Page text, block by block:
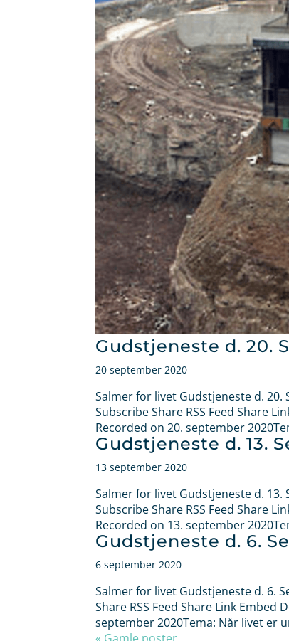
Gudstjeneste d. 20.
20 september 2020
Salmer for livet Gudstjeneste d. 20.
Subscribe Share RSS Feed Share
Recorded on 20. september
Gudstjeneste d. 13.
13 september 2020
Salmer for livet Gudstjeneste d. 13.
Subscribe Share RSS Feed Share
Recorded on 13. september
Gudstjeneste d. 6.
6 september 2020
Salmer for livet Gudstjeneste d. 6.
Share RSS Feed Share Link
september 2020Tema: Når livet er